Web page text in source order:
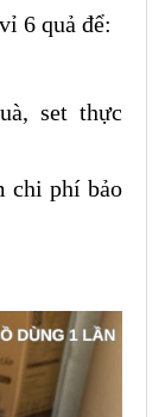
6 quả để:
set thực
chi phí bảo